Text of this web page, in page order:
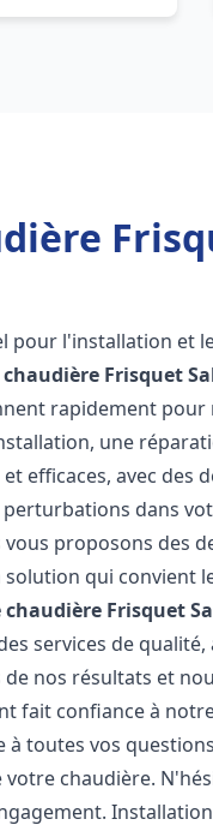
pour l'installation et
Frisquet
rapidement
une
efficaces, avec des
dans
proposons des
qui convient
Frisquet
services de
nos résultats et
fait confiance à
toutes vos
chaudière.